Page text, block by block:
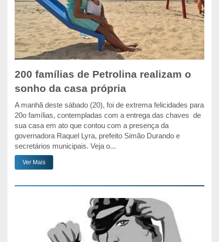
200 famílias de Petrolina realizam o
sonho da casa própria
A manhã deste sábado (20), foi de extrema felicidades para
20o famílias, contempladas com a entrega das chaves de
sua casa em ato que contou com a presença da
governadora Raquel Lyra, prefeito Simão Durando e
secretários municipais. Veja o...
Ver Mais